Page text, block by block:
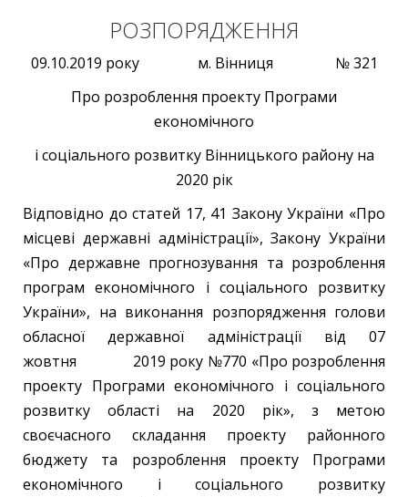
РОЗПОРЯДЖЕННЯ
09.10.2019 року м. Вінниця № 321
Про розроблення проекту Програми
економічного
і соціального розвитку Вінницького району на
2020 рік
Відповідно до статей 17, 41 Закону України «Про
місцеві державні адміністрації», Закону України
«Про державне прогнозування та розроблення
програм економічного і соціального розвитку
України», на виконання розпорядження голови
обласної державної адміністрації від 07
жовтня 2019 року №770 «Про розроблення
проекту Програми економічного і соціального
розвитку області на 2020 рік», з метою
своєчасного складання проекту районного
бюджету та розроблення проекту Програми
економічного і соціального розвитку